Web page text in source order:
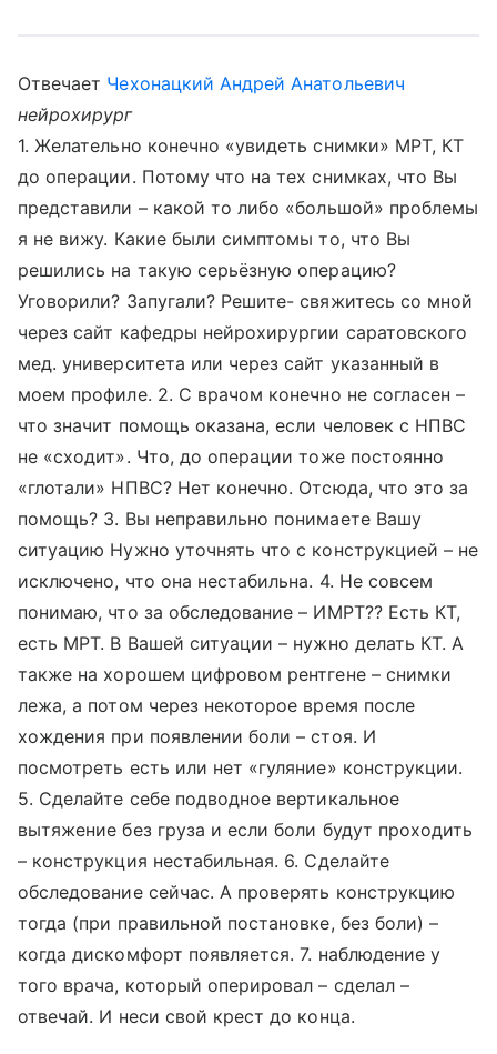
Отвечает Чехонацкий Андрей Анатольевич
нейрохирург
1. Желательно конечно «увидеть снимки» МРТ, КТ
до операции. Потому что на тех снимках, что Вы
представили – какой то либо «большой» проблемы
я не вижу. Какие были симптомы то, что Вы
решились на такую серьёзную операцию?
Уговорили? Запугали? Решите- свяжитесь со мной
через сайт кафедры нейрохирургии саратовского
мед. университета или через сайт указанный в
моем профиле. 2. С врачом конечно не согласен –
что значит помощь оказана, если человек с НПВС
не «сходит». Что, до операции тоже постоянно
«глотали» НПВС? Нет конечно. Отсюда, что это за
помощь? 3. Вы неправильно понимаете Вашу
ситуацию Нужно уточнять что с конструкцией – не
исключено, что она нестабильна. 4. Не совсем
понимаю, что за обследование – ИМРТ?? Есть КТ,
есть МРТ. В Вашей ситуации – нужно делать КТ. А
также на хорошем цифровом рентгене – снимки
лежа, а потом через некоторое время после
хождения при появлении боли – стоя. И
посмотреть есть или нет «гуляние» конструкции.
5. Сделайте себе подводное вертикальное
вытяжение без груза и если боли будут проходить
– конструкция нестабильная. 6. Сделайте
обследование сейчас. А проверять конструкцию
тогда (при правильной постановке, без боли) –
когда дискомфорт появляется. 7. наблюдение у
того врача, который оперировал – сделал –
отвечай. И неси свой крест до конца.